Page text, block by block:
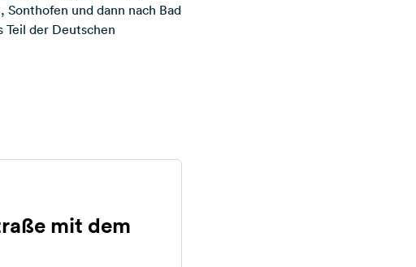
und dann nach Bad
Teil der Deutschen
mit dem